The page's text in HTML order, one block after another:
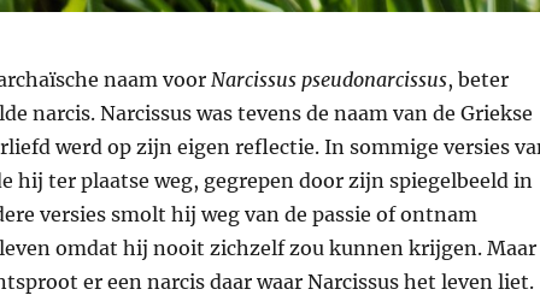
naam voor Narcissus pseudonarcissus, beter
narcis. Narcissus was tevens de naam van de Griekse
werd op zijn eigen reflectie. In sommige versies
hij ter plaatse weg, gegrepen door zijn spiegelbeeld in
versies smolt hij weg van de passie of ontnam
omdat hij nooit zichzelf zou kunnen krijgen. Maar
er een narcis daar waar Narcissus het leven liet.